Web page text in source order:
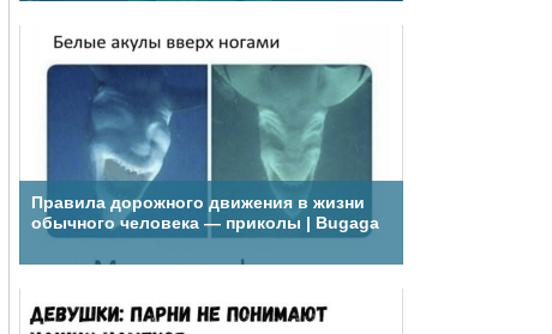
Правила дорожного движения в жизни
обычного человека — приколы | Bugaga